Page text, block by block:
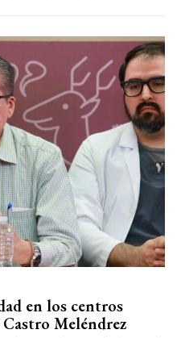
en los centros
Meléndrez